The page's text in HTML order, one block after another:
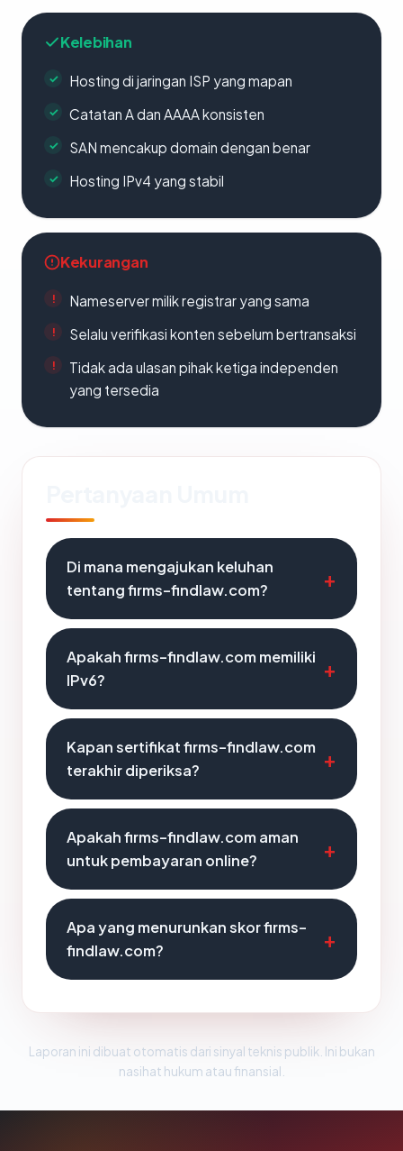
Kelebihan
Hosting di jaringan ISP yang mapan
Catatan A dan AAAA konsisten
SAN mencakup domain dengan benar
Hosting IPv4 yang stabil
Kekurangan
Nameserver milik registrar yang sama
Selalu verifikasi konten sebelum bertransaksi
Tidak ada ulasan pihak ketiga independen
yang tersedia
Di mana mengajukan keluhan
tentang firms-findlaw.com?
Apakah firms-findlaw.com memiliki
IPv6?
Kapan sertifikat firms-findlaw.com
terakhir diperiksa?
Apakah firms-findlaw.com aman
untuk pembayaran online?
Apa yang menurunkan skor firms-
findlaw.com?
Laporan ini dibuat otomatis dari sinyal teknis publik. Ini bukan
nasihat hukum atau finansial.